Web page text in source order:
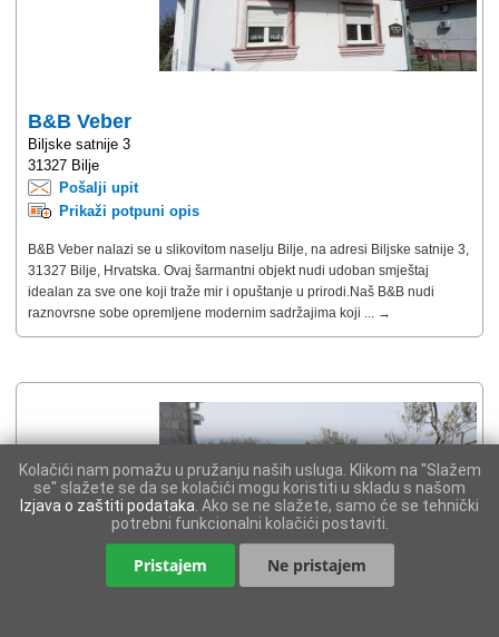
B&B Veber
Biljske satnije 3
31327 Bilje
Pošalji upit
Prikaži potpuni opis
B&B Veber nalazi se u slikovitom naselju Bilje, na adresi Biljske satnije 3,
31327 Bilje, Hrvatska. Ovaj šarmantni objekt nudi udoban smještaj
idealan za sve one koji traže mir i opuštanje u prirodi.Naš B&B nudi
raznovrsne sobe opremljene modernim sadržajima koji ... →
Kolačići nam pomažu u pružanju naših usluga. Klikom na "Slažem
se" slažete se da se kolačići mogu koristiti u skladu s našom
Izjava o zaštiti podataka . Ako se ne slažete, samo će se tehnički
potrebni funkcionalni kolačići postaviti.